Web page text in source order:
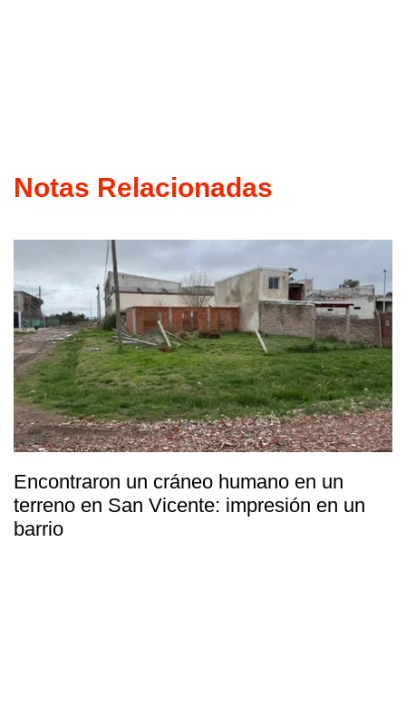
Notas Relacionadas
Encontraron un cráneo humano en un
terreno en San Vicente: impresión en un
barrio